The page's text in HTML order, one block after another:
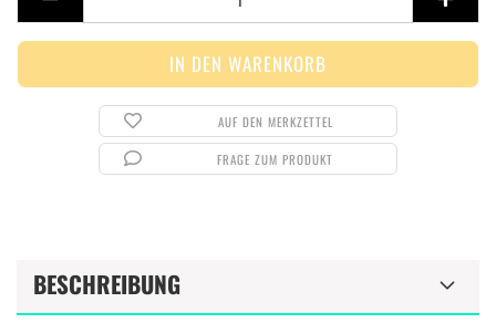
AUF DEN MERKZETTEL
FRAGE ZUM PRODUKT
BESCHREIBUNG